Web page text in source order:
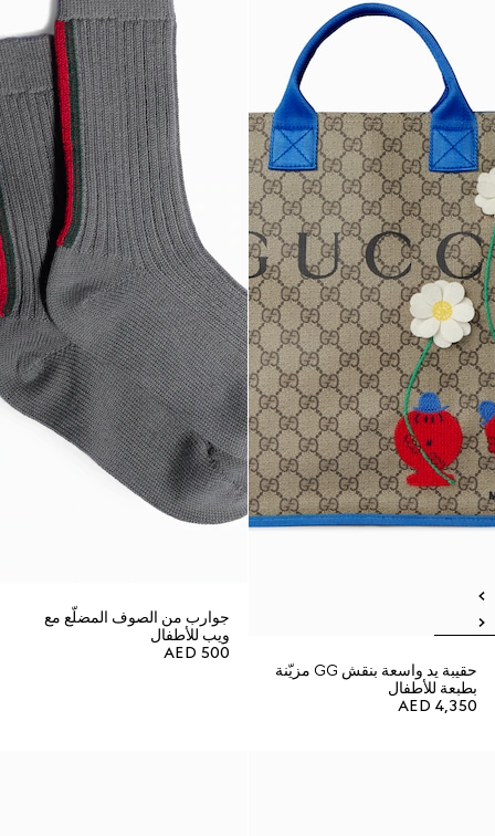
حقيبة يد واسعة بنقش GG مزيّنة
بطبعة للأطفال
AED 4,350
جوارب من الصوف المضلّع مع
ويب للأطفال
AED 500